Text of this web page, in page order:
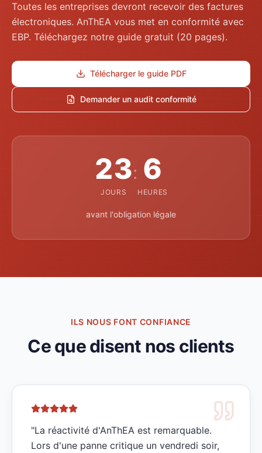
Toutes les entreprises devront recevoir des factures
électroniques. AnThEA vous met en conformité avec
EBP. Téléchargez notre guide gratuit (20 pages).
Télécharger le guide PDF
Demander un audit conformité
23
JOURS
: 6
HEURES
avant l'obligation légale
ILS NOUS FONT CONFIANCE
Ce que disent nos clients
"La réactivité d'AnThEA est remarquable.
Lors d'une panne critique un vendredi soir,